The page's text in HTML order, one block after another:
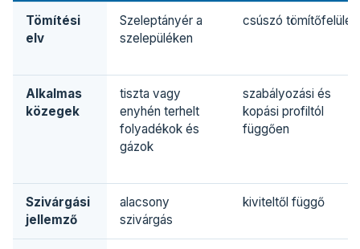
Tömítési
elv
Szeleptányér a
szelepüléken
csúszó tömítőfelület
Alkalmas
közegek
tiszta vagy
enyhén terhelt
folyadékok és
gázok
szabályozási és
kopási profiltól
függően
Szivárgási
jellemző
alacsony
szivárgás
kiviteltől függő